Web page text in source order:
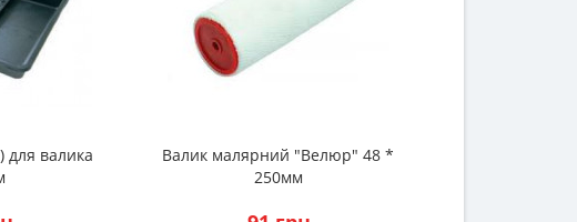
для валика
Валик малярний "Велюр" 48 *
250мм